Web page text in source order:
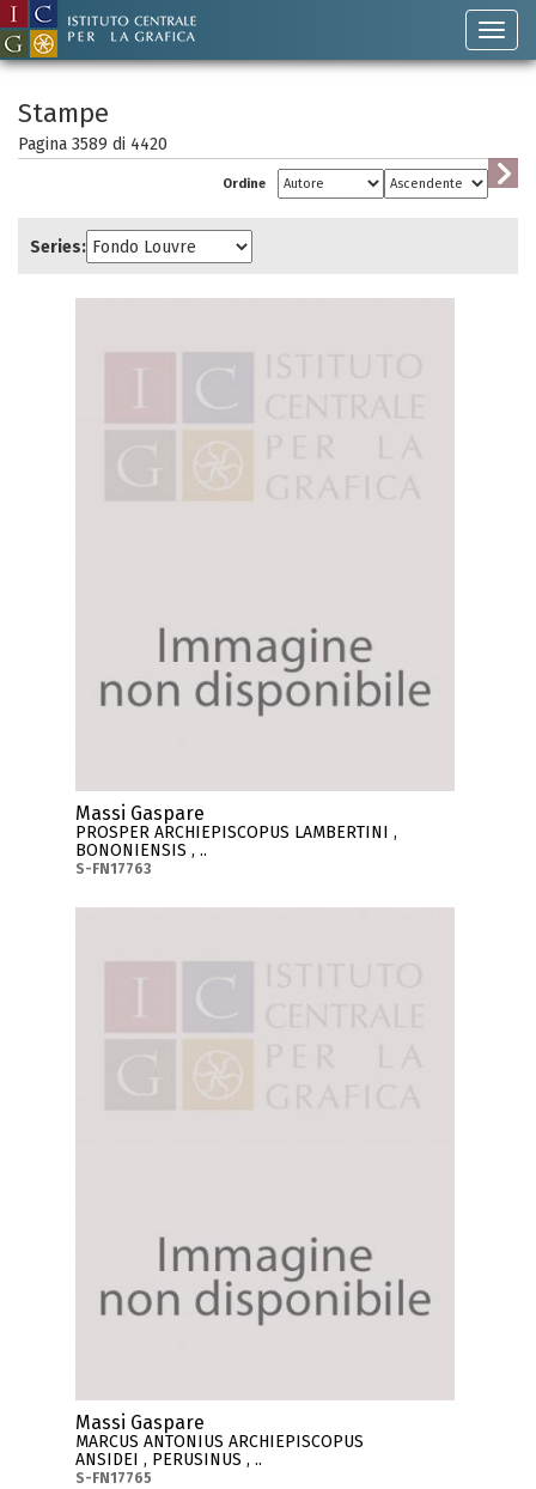
Stampe
Pagina 3589 di 4420
Ordine
Series:
Massi Gaspare
PROSPER ARCHIEPISCOPUS LAMBERTINI ,
BONONIENSIS , ..
S-FN17763
Massi Gaspare
MARCUS ANTONIUS ARCHIEPISCOPUS
ANSIDEI , PERUSINUS , ..
S-FN17765